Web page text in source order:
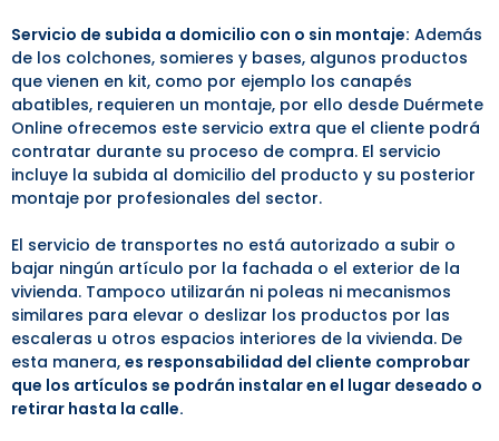
Servicio de subida a domicilio con o sin montaje: Además
de los colchones, somieres y bases, algunos productos
que vienen en kit, como por ejemplo los canapés
abatibles, requieren un montaje, por ello desde Duérmete
Online ofrecemos este servicio extra que el cliente podrá
contratar durante su proceso de compra. El servicio
incluye la subida al domicilio del producto y su posterior
montaje por profesionales del sector.
El servicio de transportes no está autorizado a subir o
bajar ningún artículo por la fachada o el exterior de la
vivienda. Tampoco utilizarán ni poleas ni mecanismos
similares para elevar o deslizar los productos por las
escaleras u otros espacios interiores de la vivienda. De
esta manera, es responsabilidad del cliente comprobar
que los artículos se podrán instalar en el lugar deseado o
retirar hasta la calle.